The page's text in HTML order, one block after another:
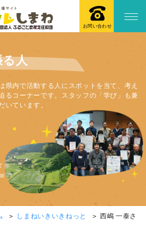
お問い合わせ
人
県内で活動する人にスポットを当て、考え
るコーナーです。スタッフの「学び」も兼
いています。
しまねいきいきねっと
西嶋 一泰さ